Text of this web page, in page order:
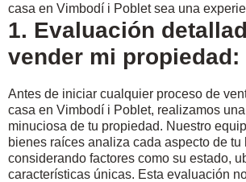
casa en Vimbodí i Poblet sea una
1. Evaluación
vender mi propiedad:
Antes de iniciar cualquier proceso de
casa en Vimbodí i Poblet, realizamos
minuciosa de tu propiedad. Nuestro
bienes raíces analiza cada aspecto de tu
considerando factores como su estado,
características únicas. Esta evaluación